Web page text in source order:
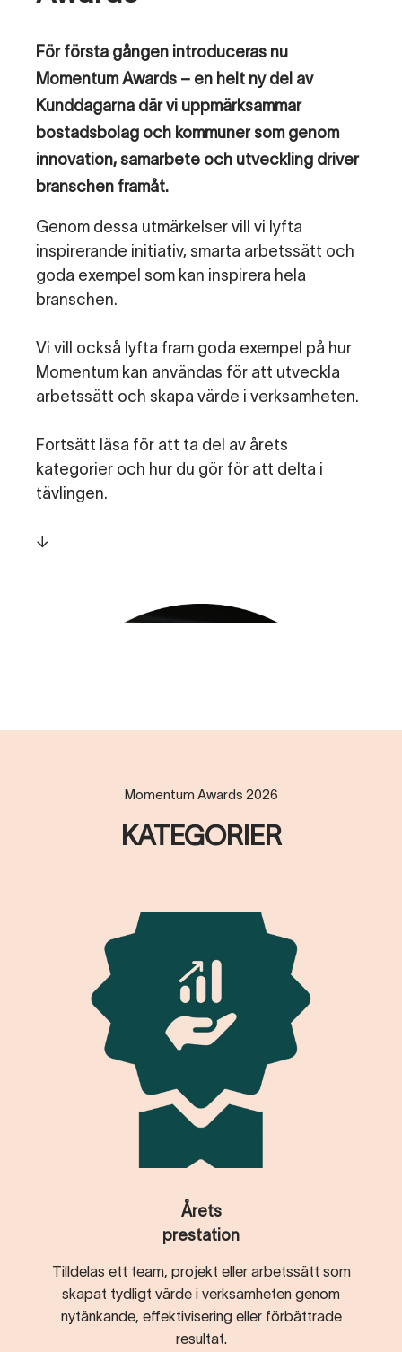
För första gången introduceras nu
Momentum Awards – en helt ny del av
Kunddagarna där vi uppmärksammar
bostadsbolag och kommuner som genom
innovation, samarbete och utveckling driver
branschen framåt.
Genom dessa utmärkelser vill vi lyfta
inspirerande initiativ, smarta arbetssätt och
goda exempel som kan inspirera hela
branschen.
Vi vill också lyfta fram goda exempel på hur
Momentum kan användas för att utveckla
arbetssätt och skapa värde i verksamheten.
Fortsätt läsa för att ta del av årets
kategorier och hur du gör för att delta i
tävlingen.
↓
Momentum Awards 2026
KATEGORIER
Årets
prestation
Tilldelas ett team, projekt eller arbetssätt som
skapat tydligt värde i verksamheten genom
nytänkande, effektivisering eller förbättrade
resultat.